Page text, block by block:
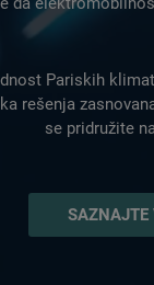
Pariskih
rešenja
se pridružite
SAZNAJTE